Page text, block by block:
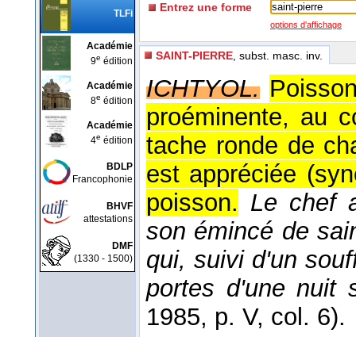
TLFi
Académie
9e édition
Académie
8e édition
Académie
4e édition
BDLP
Francophonie
BHVF
attestations
DMF
(1330 - 1500)
Entrez une forme
options d'affichage
SAINT-PIERRE , subst. masc. inv.
ICHTYOL.
proéminente, au
tache ronde de
est appréciée
poisson. Le chef
son émincé de
qui, suivi d'un
portes d'une nuit
1985, p. V, col. 6).